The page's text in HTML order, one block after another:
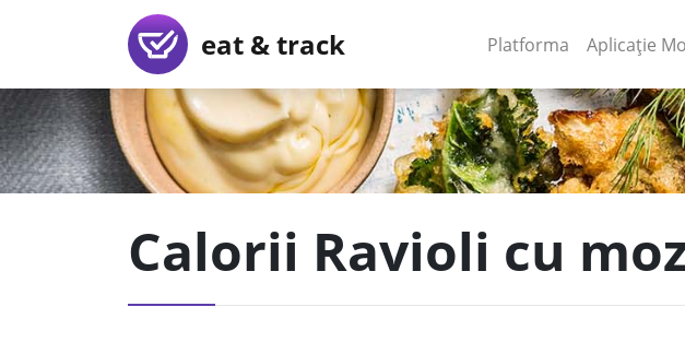
eat & track Platforma (current)
Aplicație
Calorii Ravioli cu